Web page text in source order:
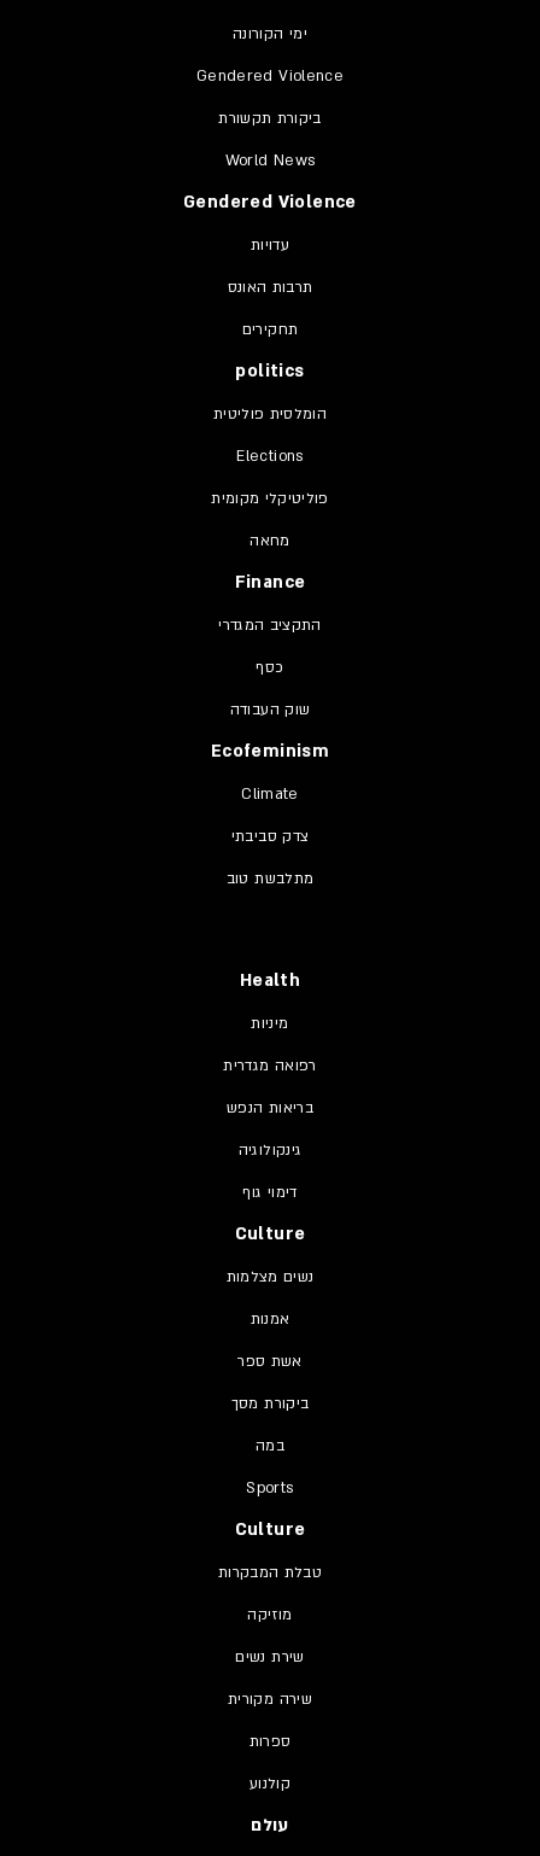
ימי הקורונה
Gendered Violence
ביקורת תקשורת
World News
Gendered Violence
עדויות
תרבות האונס
תחקירים
politics
הומלסית פוליטית
Elections
פוליטיקלי מקומית
מחאה
Finance
התקציב המגדרי
כסף
שוק העבודה
Ecofeminism
Climate
צדק סביבתי
מתלבשת טוב
Health
מיניות
רפואה מגדרית
בריאות הנפש
גינקולוגיה
דימוי גוף
Culture
נשים מצלמות
אמנות
אשת ספר
ביקורת מסך
במה
Sports
Culture
טבלת המבקרות
מוזיקה
שירת נשים
שירה מקורית
ספרות
קולנוע
עולם